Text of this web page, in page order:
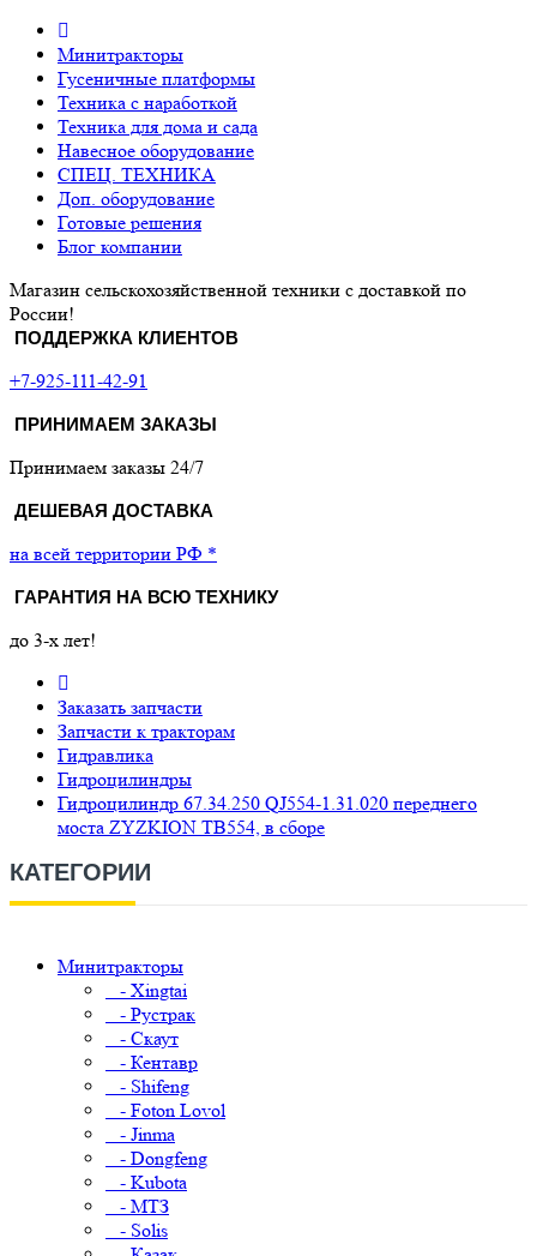
Минитракторы
Гусеничные платформы
Техника с наработкой
Техника для дома и сада
Навесное оборудование
СПЕЦ. ТЕХНИКА
Доп. оборудование
Готовые решения
Блог компании
Магазин сельскохозяйственной техники с доставкой по
России!
ПОДДЕРЖКА КЛИЕНТОВ
+7-925-111-42-91
ПРИНИМАЕМ ЗАКАЗЫ
Принимаем заказы 24/7
ДЕШЕВАЯ ДОСТАВКА
на всей территории РФ *
ГАРАНТИЯ НА ВСЮ ТЕХНИКУ
до 3-х лет!
Заказать запчасти
Запчасти к тракторам
Гидравлика
Гидроцилиндры
Гидроцилиндр 67.34.250 QJ554-1.31.020 переднего
моста ZYZKION TB554, в сборе
КАТЕГОРИИ
Минитракторы
- Xingtai
- Рустрак
- Скаут
- Кентавр
- Shifeng
- Foton Lovol
- Jinma
- Dongfeng
- Kubota
- МТЗ
- Solis